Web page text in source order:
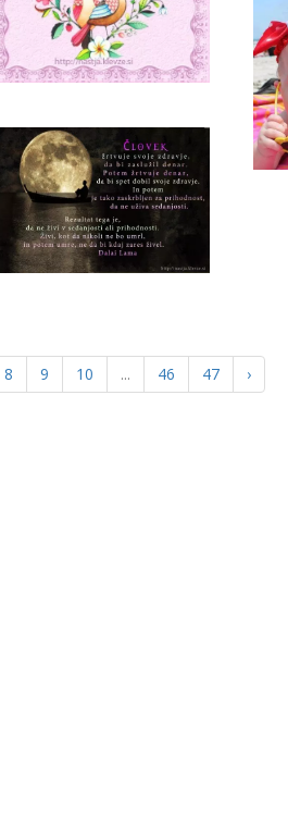
8 9 10 ... 46 47 ›